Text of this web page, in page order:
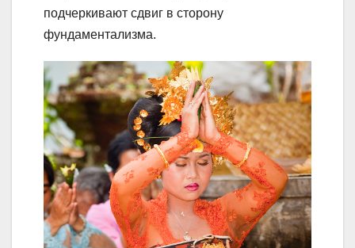
подчеркивают сдвиг в сторону
фундаментализма.